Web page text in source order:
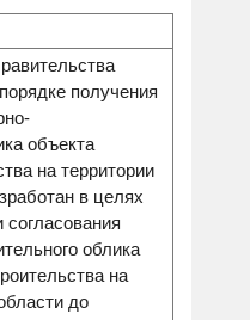
получения
объекта
на территории
в целях
облика
на
до